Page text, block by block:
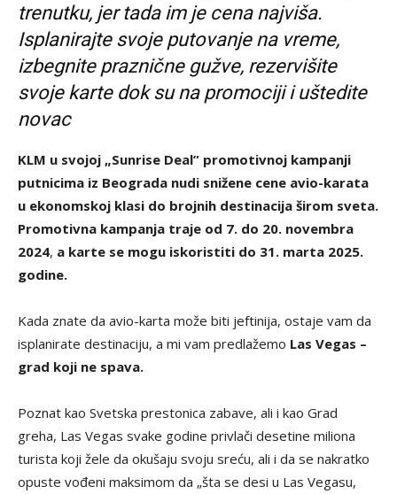
trenutku, jer tada im je cena najviša.
Isplanirajte svoje putovanje na vreme,
izbegnite praznične gužve, rezervišite
svoje karte dok su na promociji i uštedite
novac
KLM u svojoj „Sunrise Deal” promotivnoj kampanji
putnicima iz Beograda nudi snižene cene avio-karata
u ekonomskoj klasi do brojnih destinacija širom sveta.
Promotivna kampanja traje od 7. do 20. novembra
2024, a karte se mogu iskoristiti do 31. marta 2025.
godine.
Kada znate da avio-karta može biti jeftinija, ostaje vam da
isplanirate destinaciju, a mi vam predlažemo Las Vegas –
grad koji ne spava.
Poznat kao Svetska prestonica zabave, ali i kao Grad
greha, Las Vegas svake godine privlači desetine miliona
turista koji žele da okušaju svoju sreću, ali i da se nakratko
opuste vođeni maksimom da „šta se desi u Las Vegasu,